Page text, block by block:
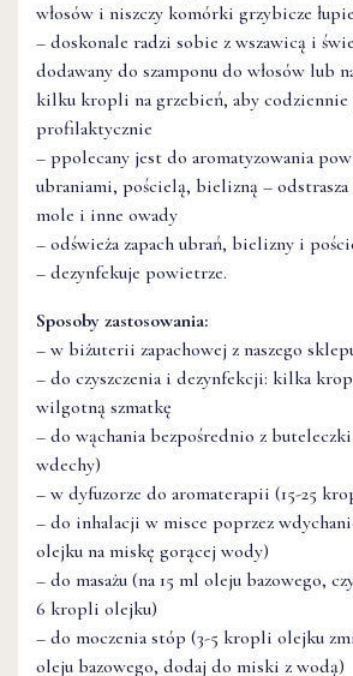
włosów i niszczy komórki grzybicze
– doskonale radzi sobie z wszawicą i
dodawany do szamponu do włosów lub
kilku kropli na grzebień, aby codziennie
profilaktycznie
– ppolecany jest do aromatyzowania
ubraniami, pościelą, bielizną –
mole i inne owady
– odświeża zapach ubrań, bielizny i
– dezynfekuje powietrze.
Sposoby zastosowania:
– w biżuterii zapachowej z naszego
– do czyszczenia i dezynfekcji: kilka
wilgotną szmatkę
– do wąchania bezpośrednio z
wdechy)
– w dyfuzorze do aromaterapii (15-25
– do inhalacji w misce poprzez
olejku na miskę gorącej wody)
– do masażu (na 15 ml oleju bazowego,
6 kropli olejku)
– do moczenia stóp (3-5 kropli olejku
oleju bazowego, dodaj do miski z wodą)